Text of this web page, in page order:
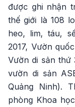
được ghi nhận
thế giới là 108
heo, lim, táu,
2017, Vườn
Vườn di sản thứ
vườn di sản
Quảng Ninh).
phòng Khoa